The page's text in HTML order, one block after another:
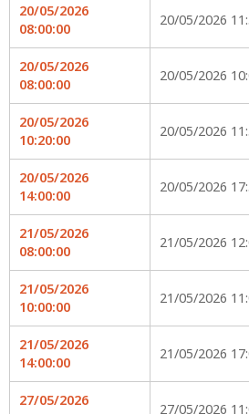
20/05/2026
08:00:00
20/05/2026
20/05/2026
08:00:00
20/05/2026
20/05/2026
10:20:00
20/05/2026
20/05/2026
14:00:00
20/05/2026
21/05/2026
08:00:00
21/05/2026
21/05/2026
10:00:00
21/05/2026
21/05/2026
14:00:00
21/05/2026
27/05/2026
27/05/2026